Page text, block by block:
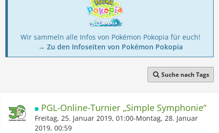
Wir sammeln alle Infos von Pokémon Pokopia für euch!
→ Zu den Infoseiten von Pokémon Pokopia
Suche nach Tags
PGL-Online-Turnier „Simple Symphonie“
Freitag, 25. Januar 2019, 01:00-Montag, 28. Januar
2019, 00:59